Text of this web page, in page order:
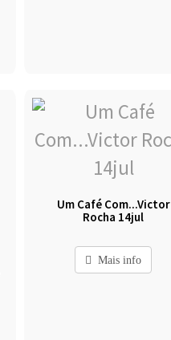
Um Café Com...Victor
Rocha 14jul
Mais info